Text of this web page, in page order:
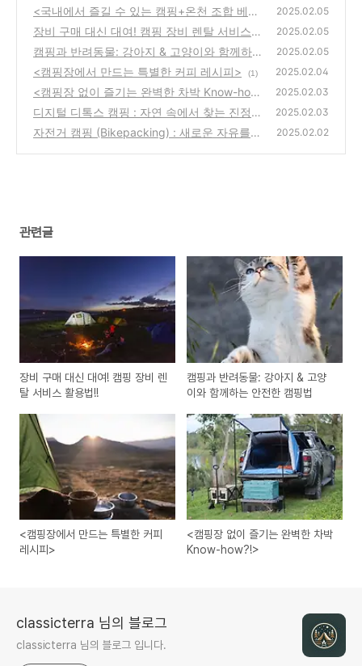
료 캠핑 팁
(0)
<국내에서 즐길 수 있는 캠핑+온천 조합 베스
트 10>
(0)
2025.02.05
장비 구매 대신 대여! 캠핑 장비 렌탈 서비스
활용법!!
(0)
2025.02.05
캠핑과 반려동물: 강아지 & 고양이와 함께하는
안전한 캠핑법
(0)
2025.02.05
<캠핑장에서 만드는 특별한 커피 레시피> (1) 2025.02.04
<캠핑장 없이 즐기는 완벽한 차박 Know-ho
w?!>
(0)
2025.02.03
디지털 디톡스 캠핑 : 자연 속에서 찾는 진정한
자유
(0)
2025.02.03
자전거 캠핑 (Bikepacking) : 새로운 자유를
2025.02.02
관련글
장비 구매 대신 대여! 캠핑 장비 렌
탈 서비스 활용법!!
캠핑과 반려동물: 강아지 & 고양
이와 함께하는 안전한 캠핑법
<캠핑장에서 만드는 특별한 커피
레시피>
<캠핑장 없이 즐기는 완벽한 차박
Know-how?!>
classicterra 님의 블로그
classicterra 님의 블로그 입니다.